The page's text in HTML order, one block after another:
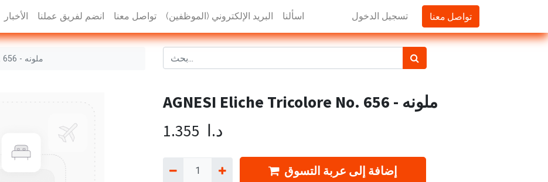
الأخبار انضم لفريق عملنا تواصل معنا البريد الإلكتروني (الموظفين) اسألنا تسجيل الدخول تواصل معنا
AGNESI Eliche Tricolore No. 656 - ملونه
AGNESI Eliche Tricolore No. 656 - ملونه
1.355 د.ا
إضافة إلى عربة التسوق